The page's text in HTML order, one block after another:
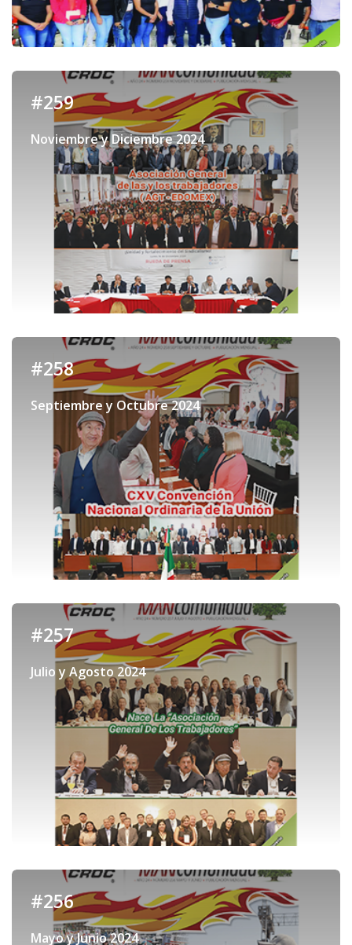
#259
Noviembre y Diciembre 2024
#258
Septiembre y Octubre 2024
#257
Julio y Agosto 2024
#256
Mayo y Junio 2024